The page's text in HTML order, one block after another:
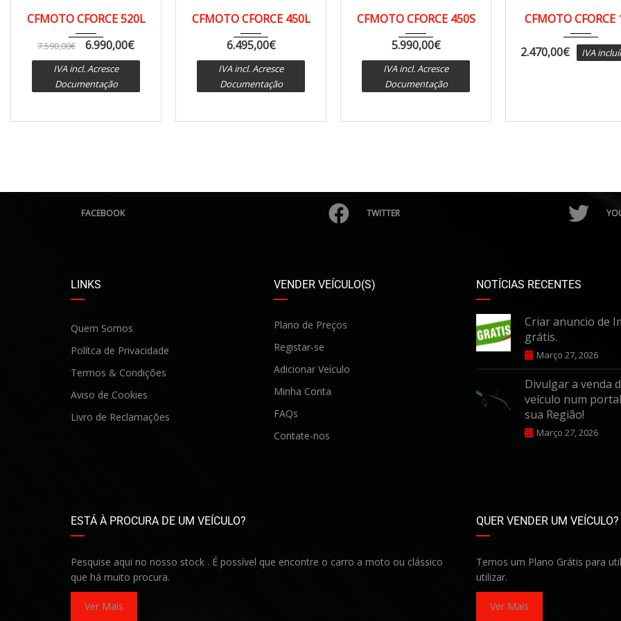
2024 CVT a... ATV
CFMOTO CFORCE 520L
7.590,00€ 6.990,00€
IVA incl. Acresce
Documentação
CVT a... ATV
CFMOTO CFORCE 450L
6.495,00€
IVA incl. Acresce
Documentação
2024 CVT a... ATV
CFMOTO CFORCE 450S
5.990,00€
IVA incl. Acresce
Documentação
2024 ATV
CFMOTO CFORCE
2.470,00€ IVA
FACEBOOK TWITTER
LINKS
Quem Somos
Polítca de Privacidade
Termos & Condições
Aviso de Cookies
Livro de Reclamações
VENDER VEÍCULO(S)
Plano de Preços
Registar-se
Adicionar Veículo
Minha Conta
FAQs
Contate-nos
NOTÍCIAS RECENTES
Criar anuncio de
grátis.
Março 27, 2026
Divulgar a venda
veículo num
sua Região!
Março 27, 2026
ESTÁ À PROCURA DE UM VEÍCULO?
Pesquise aqui no nosso stock . É possível que encontre o carro a moto ou clássico
que há muito procura.
Ver Mais
QUER VENDER UM VEÍCULO?
Temos um Plano Grátis para
utilizar.
Ver Mais